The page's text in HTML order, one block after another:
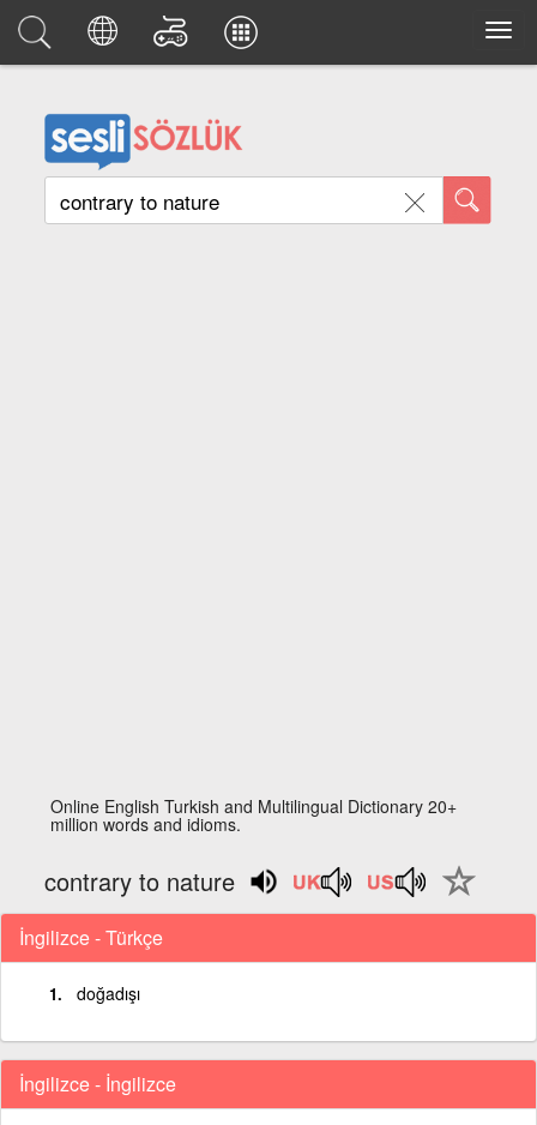
Online English Turkish and Multilingual Dictionary 20+
million words and idioms.
contrary to nature
İngilizce - Türkçe
doğadışı
İngilizce - İngilizce